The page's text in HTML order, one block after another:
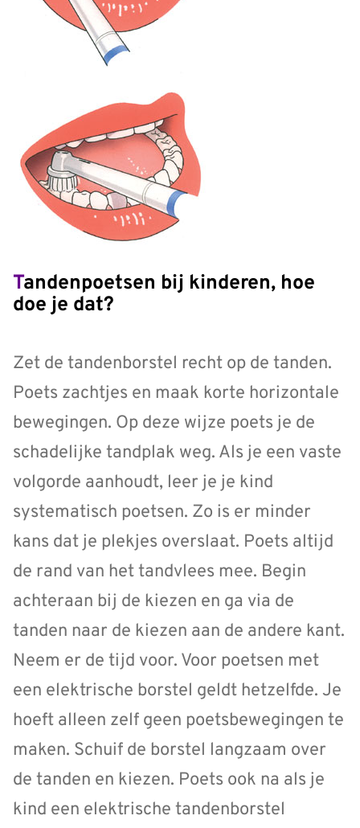
Tandenpoetsen bij kinderen, hoe
doe je dat?
Zet de tandenborstel recht op de tanden.
Poets zachtjes en maak korte horizontale
bewegingen. Op deze wijze poets je de
schadelijke tandplak weg. Als je een vaste
volgorde aanhoudt, leer je je kind
systematisch poetsen. Zo is er minder
kans dat je plekjes overslaat. Poets altijd
de rand van het tandvlees mee. Begin
achteraan bij de kiezen en ga via de
tanden naar de kiezen aan de andere kant.
Neem er de tijd voor. Voor poetsen met
een elektrische borstel geldt hetzelfde. Je
hoeft alleen zelf geen poetsbewegingen te
maken. Schuif de borstel langzaam over
de tanden en kiezen. Poets ook na als je
kind een elektrische tandenborstel